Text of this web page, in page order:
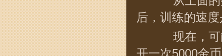
后，训练的速
现在，可
开一次5000金